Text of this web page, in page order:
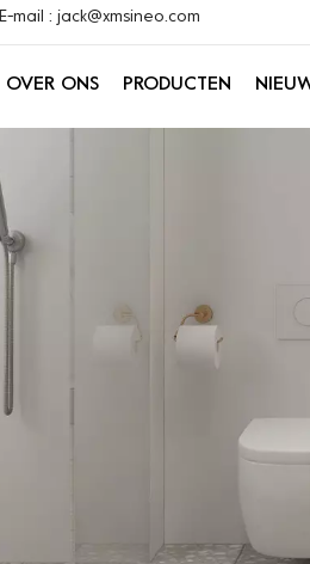
E-mail : jack@xmsineo.com
OVER ONS PRODUCTEN